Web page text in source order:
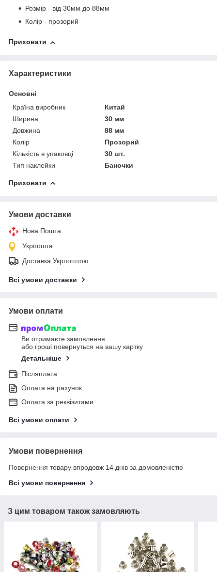
Розмір - від 30мм до 88мм
Колір - прозорий
Приховати
Характеристики
Основні
Країна виробник
Китай
Ширина
30 мм
Довжина
88 мм
Колір
Прозорий
Кількість в упаковці
30 шт.
Тип наклейки
Баночки
Приховати
Умови доставки
Нова Пошта
Укрпошта
Доставка Укрпоштою
Всі умови доставки
Умови оплати
Ви отримаєте замовлення
або гроші повернуться на вашу картку
Детальніше
Післяплата
Оплата на рахунок
Оплата за реквізитами
Всі умови оплати
Умови повернення
Повернення товару впродовж 14 днів за домовленістю
Всі умови повернення
З цим товаром також замовляють